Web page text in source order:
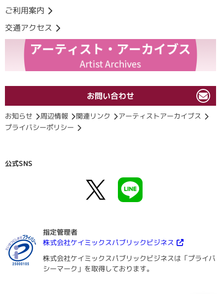
ご利用案内
交通アクセス
お問い合わせ
お知らせ 周辺情報 関連リンク
アーティストアーカイブス
プライバシーポリシー
公式SNS
指定管理者
株式会社ケイミックスパブリックビジネス
株式会社ケイミックスパブリックビジネスは「プライバ
シーマーク」を取得しております。